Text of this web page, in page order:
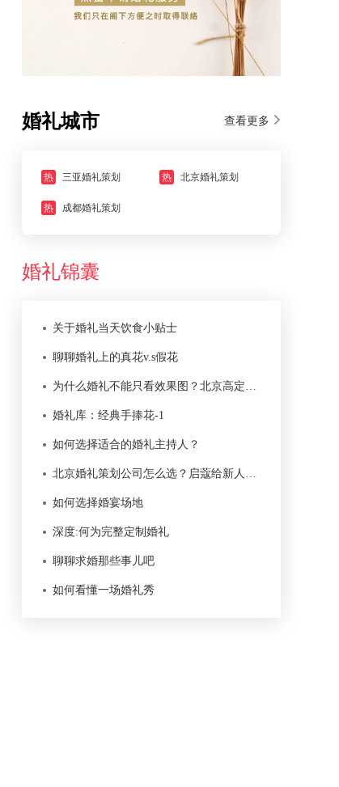
婚礼城市 查看更多
热 三亚婚礼策划 热 北京婚礼策划
热 成都婚礼策划
婚礼锦囊
关于婚礼当天饮食小贴士
聊聊婚礼上的真花v.s假花
婚礼库：经典手捧花-1
如何选择适合的婚礼主持人？
如何选择婚宴场地
深度:何为完整定制婚礼
聊聊求婚那些事儿吧
如何看懂一场婚礼秀